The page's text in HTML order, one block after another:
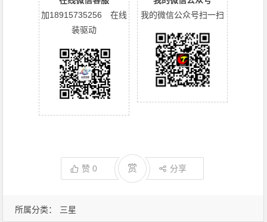
所属分类： 三星
加18915735256 在线
装驱动
我的微信公众号扫一扫
赞0 赏 分享